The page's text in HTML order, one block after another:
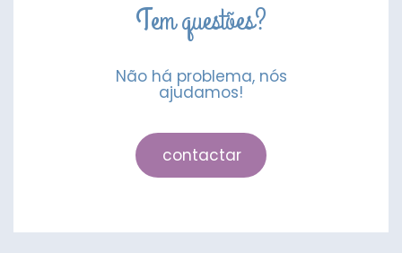
Tem questões?
Não há problema, nós
ajudamos!
contactar